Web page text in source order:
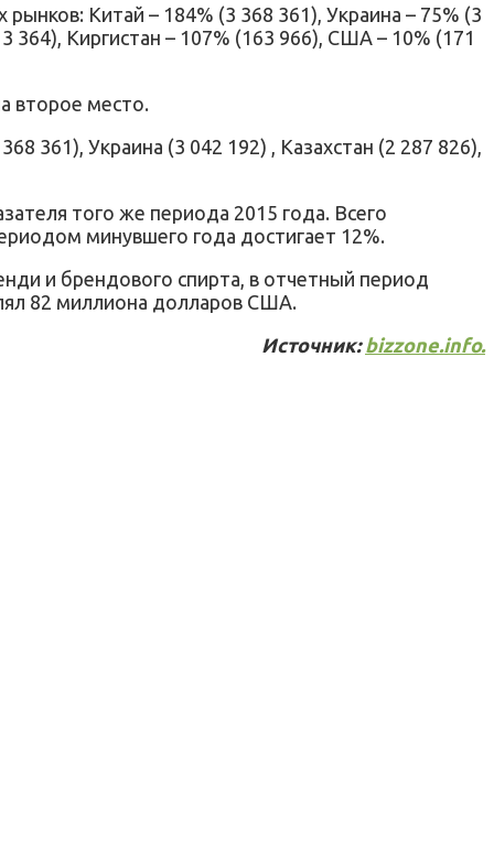
Китай – 184% (3 368 361), Украина – 75% (3
364), Киргистан – 107% (163 966), США – 10% (171
второе место.
361), Украина (3 042 192) , Казахстан (2 287 826),
того же периода 2015 года. Всего
минувшего года достигает 12%.
и брендового спирта, в отчетный период
82 миллиона долларов США.
Источник: bizzone.info.